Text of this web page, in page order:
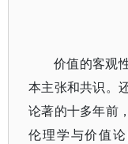
价值的客观
本主张和共识。
论著的十多年前
伦理学与价值